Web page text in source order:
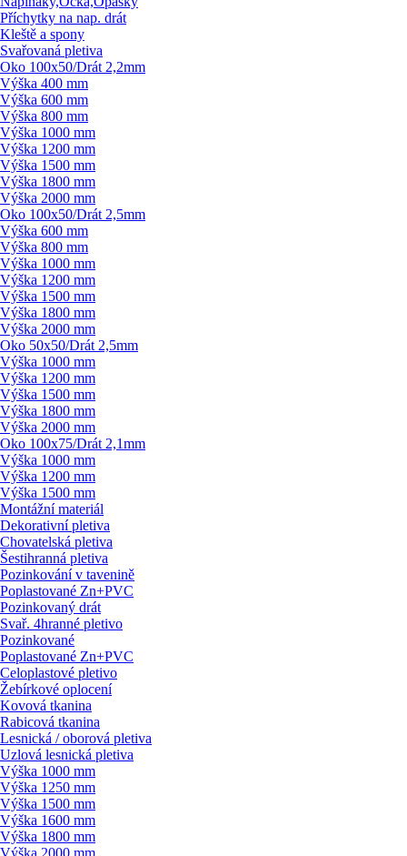
Příchytky na nap. drát
Kleště a spony
Svařovaná pletiva
Oko 100x50/Drát 2,2mm
Výška 400 mm
Výška 600 mm
Výška 800 mm
Výška 1000 mm
Výška 1200 mm
Výška 1500 mm
Výška 1800 mm
Výška 2000 mm
Oko 100x50/Drát 2,5mm
Výška 600 mm
Výška 800 mm
Výška 1000 mm
Výška 1200 mm
Výška 1500 mm
Výška 1800 mm
Výška 2000 mm
Oko 50x50/Drát 2,5mm
Výška 1000 mm
Výška 1200 mm
Výška 1500 mm
Výška 1800 mm
Výška 2000 mm
Oko 100x75/Drát 2,1mm
Výška 1000 mm
Výška 1200 mm
Výška 1500 mm
Montážní materiál
Dekorativní pletiva
Chovatelská pletiva
Šestihranná pletiva
Pozinkování v tavenině
Poplastované Zn+PVC
Pozinkovaný drát
Svař. 4hranné pletivo
Pozinkované
Poplastované Zn+PVC
Celoplastové pletivo
Žebírkové oplocení
Kovová tkanina
Rabicová tkanina
Lesnická / oborová pletiva
Uzlová lesnická pletiva
Výška 1000 mm
Výška 1250 mm
Výška 1500 mm
Výška 1600 mm
Výška 1800 mm
Výška 2000 mm